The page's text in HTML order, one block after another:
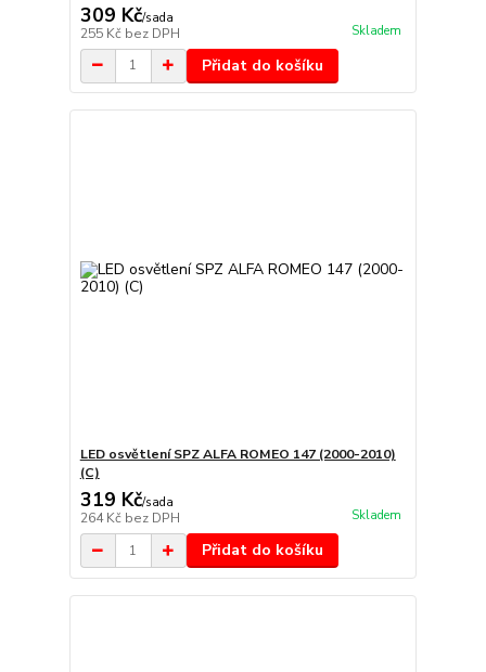
309 Kč/sada
255 Kč bez DPH Skladem
Přidat do košíku
LED osvětlení SPZ ALFA ROMEO 147 (2000-2010)
(C)
319 Kč/sada
264 Kč bez DPH Skladem
Přidat do košíku